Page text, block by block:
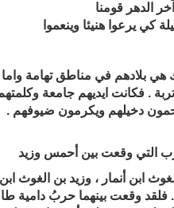
الدهر قومنا
كي يرعوا هنيئا وينعموا
بلادهم في مناطق تهامة واما
. فكانت ايديهم جامعة وكلمتهم
دخيلهم ويكرمون ضيوفهم .
ابن أنمار ، وزيد بن الغوث ابن
وقعت بينهما حربُ دامية طال